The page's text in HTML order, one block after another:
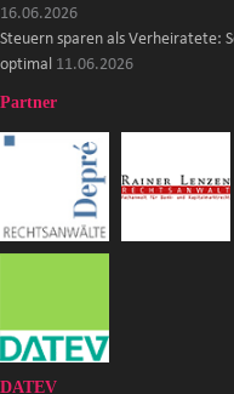
16.06.2026
Steuern sparen als Verheiratete:
optimal 11.06.2026
Partner
DATEV